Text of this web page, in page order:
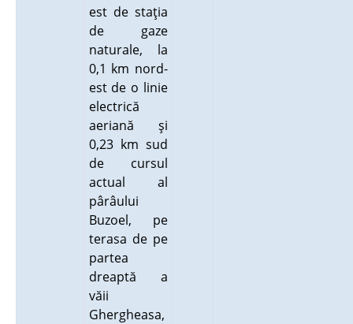
est de staţia
de gaze
naturale, la
0,1 km nord-
est de o linie
electrică
aeriană şi
0,23 km sud
de cursul
actual al
pârâului
Buzoel, pe
terasa de pe
partea
dreaptă a
văii
Ghergheasa,